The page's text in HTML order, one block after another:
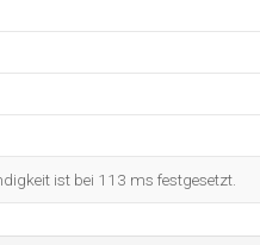
ist bei 113 ms festgesetzt.